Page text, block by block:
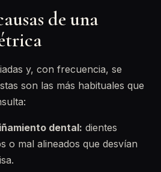
de una
y, con frecuencia, se
son las más habituales que
dental: dientes
o mal alineados que desvían